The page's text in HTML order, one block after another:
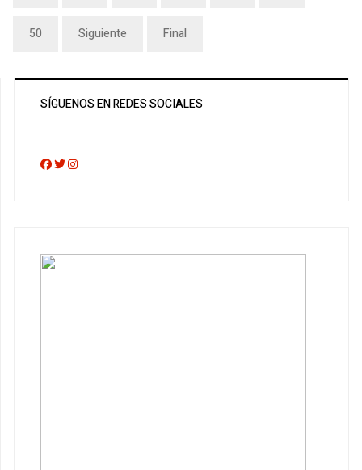
50 Siguiente Final
SÍGUENOS EN REDES SOCIALES